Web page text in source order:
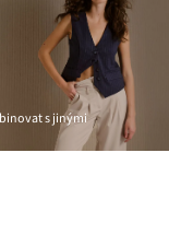
s jinými